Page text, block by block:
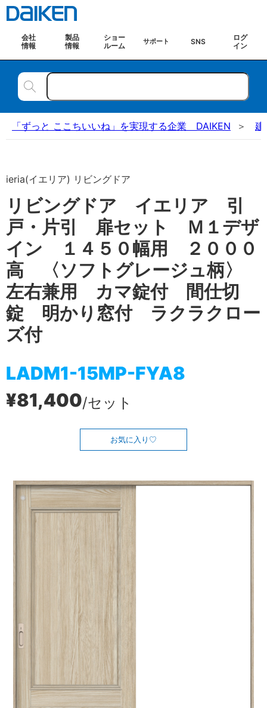
会社
情報
製品
情報
ショー
ルーム
サポート SNS
ログ
イン
「ずっと ここちいいね」を実現する企業 DAIKEN 建
ieria(イエリア) リビングドア
リビングドア イエリア 引
戸・片引 扉セット Ｍ１デザ
イン １４５０幅用 ２０００
高 〈ソフトグレージュ柄〉
左右兼用 カマ錠付 間仕切
錠 明かり窓付 ラクラクロー
ズ付
LADM1-15MP-FYA8
¥81,400/セット
お気に入り